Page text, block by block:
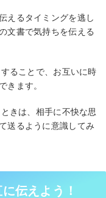
えるタイミングを逃し
文書で気持ちを伝える
ることで、お互いに時
きます。
きは、相手に不快な思
送るように意識してみ
伝えよう！